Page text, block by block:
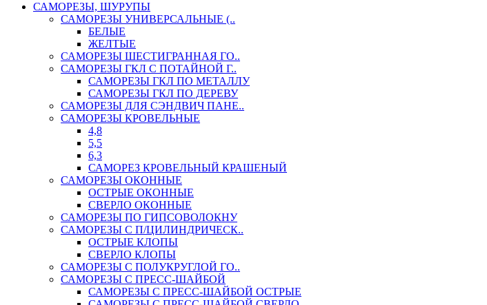
САМОРЕЗЫ, ШУРУПЫ
САМОРЕЗЫ УНИВЕРСАЛЬНЫЕ (..
БЕЛЫЕ
ЖЕЛТЫЕ
САМОРЕЗЫ ШЕСТИГРАННАЯ ГО..
САМОРЕЗЫ ГКЛ С ПОТАЙНОЙ Г..
САМОРЕЗЫ ГКЛ ПО МЕТАЛЛУ
САМОРЕЗЫ ГКЛ ПО ДЕРЕВУ
САМОРЕЗЫ ДЛЯ СЭНДВИЧ ПАНЕ..
САМОРЕЗЫ КРОВЕЛЬНЫЕ
4,8
5,5
6,3
САМОРЕЗ КРОВЕЛЬНЫЙ КРАШЕНЫЙ
САМОРЕЗЫ ОКОННЫЕ
ОСТРЫЕ ОКОННЫЕ
СВЕРЛО ОКОННЫЕ
САМОРЕЗЫ ПО ГИПСОВОЛОКНУ
САМОРЕЗЫ С П/ЦИЛИНДРИЧЕСК..
ОСТРЫЕ КЛОПЫ
СВЕРЛО КЛОПЫ
САМОРЕЗЫ С ПОЛУКРУГЛОЙ ГО..
САМОРЕЗЫ С ПРЕСС-ШАЙБОЙ
САМОРЕЗЫ С ПРЕСС-ШАЙБОЙ ОСТРЫЕ